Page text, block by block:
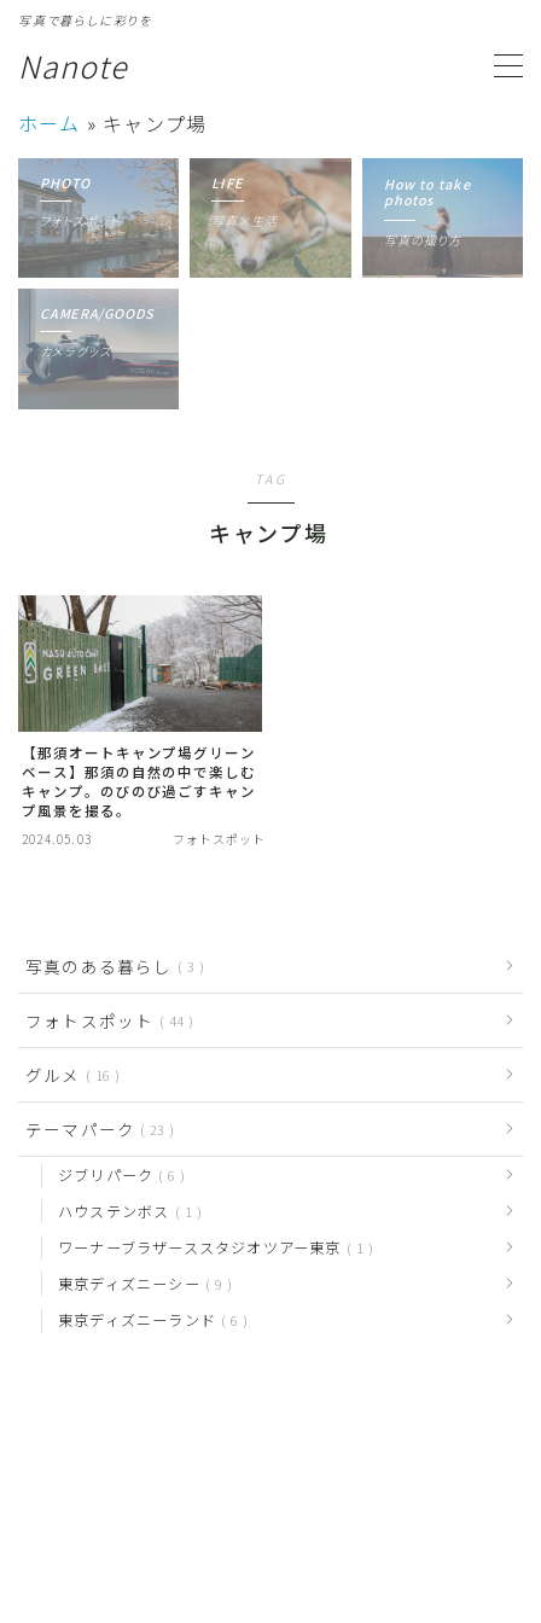
Nanote
写真で暮らしに彩りを
MENU
カテゴリ一覧 Category
写真ギャラリー Gallery
プロフィール
ホーム » キャンプ場
フォトスポット
PHOTO
写真×生活
LIFE
写真の撮り方
How to take
photos
カメラグッズ
CAMERA/GOODS
TAG
キャンプ場
【那須オートキャンプ場グリーン
ベース】那須の自然の中で楽しむ
キャンプ。のびのび過ごすキャン
プ風景を撮る。
2024.05.03 フォトスポット
写真のある暮らし 3
フォトスポット 44
グルメ 16
テーマパーク 23
ジブリパーク 6
ハウステンボス 1
ワーナーブラザーススタジオツアー東京 1
東京ディズニーシー 9
東京ディズニーランド 6